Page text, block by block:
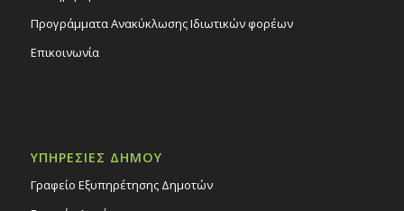
Προγράμματα Ανακύκλωσης Ιδιωτικών φορέων
Επικοινωνία
ΥΠΗΡΕΣΙΕΣ ΔΗΜΟΥ
Γραφείο Εξυπηρέτησης Δημοτών